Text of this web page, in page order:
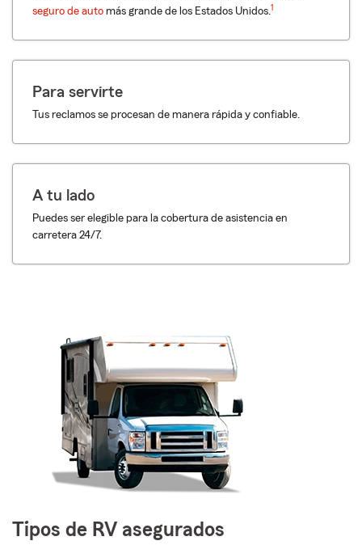
seguro de auto más grande de los Estados Unidos.1
Para servirte
Tus reclamos se procesan de manera rápida y confiable.
A tu lado
Puedes ser elegible para la cobertura de asistencia en
carretera 24/7.
Tipos de RV asegurados